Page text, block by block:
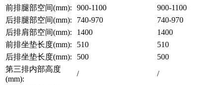
前排腿部空间(mm):
900-1100
900-1100
后排腿部空间(mm):
740-970
740-970
后排肩部空间(mm):
1400
1400
前排坐垫长度(mm):
510
510
后排坐垫长度(mm):
500
500
第三排内部高度
(mm):
/
/